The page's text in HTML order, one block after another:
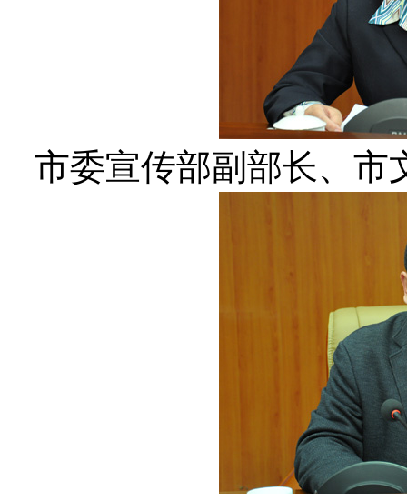
市委宣传部副部长、市